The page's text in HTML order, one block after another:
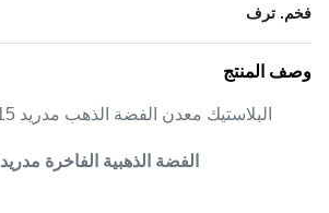
فخم. ترف
وصف المنتج
البلاستيك معدن الفضة الذهب مدريد 15-D # النعش الأجهزة
الفضة الذهبية الفاخرة مدريد 15-D # زوايا النعش